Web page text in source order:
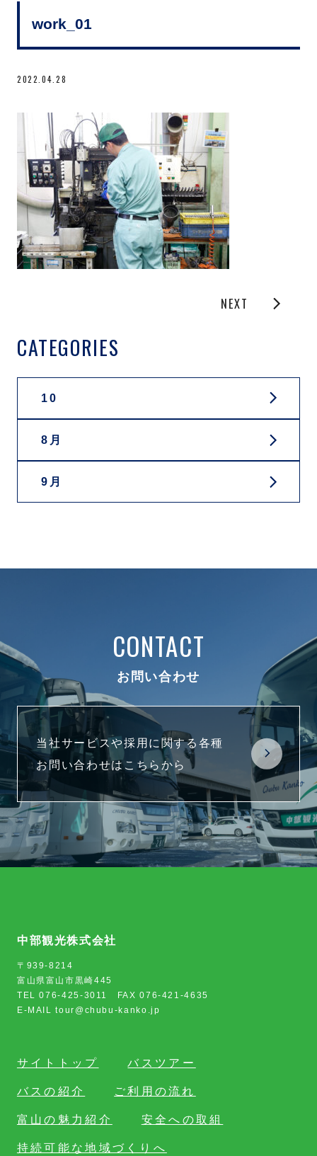
work_01
2022.04.28
NEXT
CATEGORIES
10
8月
9月
CONTACT
お問い合わせ
当社サービスや採用に関する各種
お問い合わせはこちらから
中部観光株式会社
〒939-8214
富山県富山市黒崎445
TEL 076-425-3011 FAX 076-421-4635
E-MAIL tour@chubu-kanko.jp
サイトトップ バスツアー
バスの紹介 ご利用の流れ
富山の魅力紹介 安全への取組
持続可能な地域づくりへ